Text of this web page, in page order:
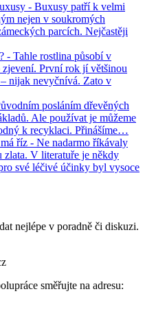
- Buxusy patří k velmi
nejen v soukromých
parcích. Nejčastěji
- Tahle rostlina působí v
První rok jí většinou
nijak nevyčnívá. Zato v
posláním dřevěných
Ale používat je můžeme
k recyklaci. Přinášíme…
říz - Ne nadarmo říkávaly
zlata. V literatuře je někdy
své léčivé účinky byl vysoce
nejlépe v poradně či diskuzi.
směřujte na adresu: